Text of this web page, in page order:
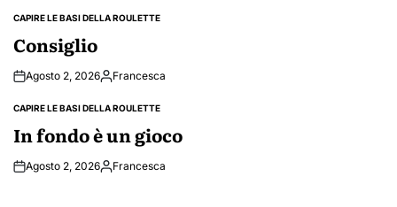
POSTED
CAPIRE LE BASI DELLA ROULETTE
Consiglio
Agosto 2, 2026PostedFrancesca
POSTED
CAPIRE LE BASI DELLA ROULETTE
In fondo è un gioco
Agosto 2, 2026PostedFrancesca